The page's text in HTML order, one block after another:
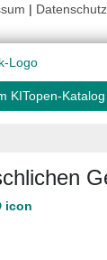
| Datenschutz
KITopen-Katalog